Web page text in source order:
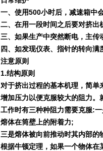
一、使用500小时后，减速箱中
二、在用一段时间之后要对挤
三、如果生产中突然断电，主
四、如发现仪表、指针的转向
注意原则
1.结构原则
对于挤出过程的基本机理，简
增加压力以便克服较大的阻力。
工作时有三种种阻力需要克服:
熔体在筒壁上的附着力;
三是熔体被向前推动时其内部的
根据牛顿定理，如果一个物体